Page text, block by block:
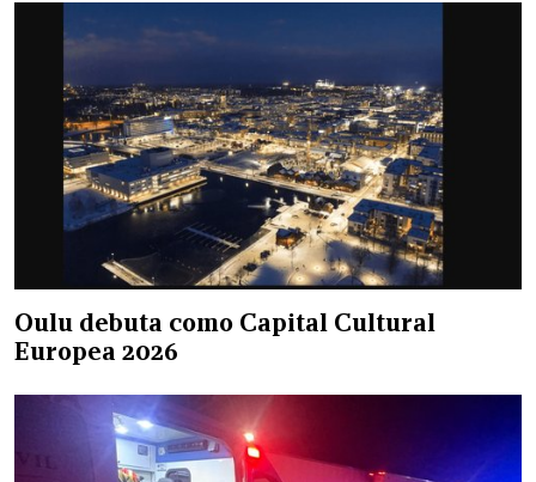
Oulu debuta como Capital Cultural
Europea 2026